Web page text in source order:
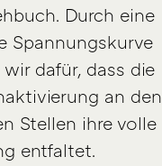
Durch eine
Spannungskurve
wir dafür, dass die
an den
Stellen ihre volle
entfaltet.